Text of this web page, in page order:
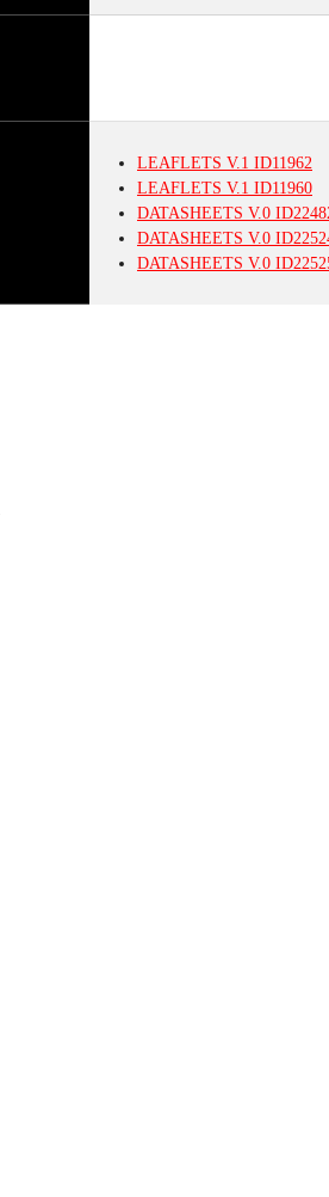
LEAFLETS V.1 ID11962
LEAFLETS V.1 ID11960
DATASHEETS V.0
DATASHEETS V.0
DATASHEETS V.0